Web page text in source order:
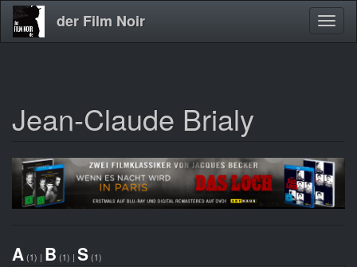
Direkt
zum
der Film Noir
Jean-Claude Brialy
A (1) | B (1) | S (1)